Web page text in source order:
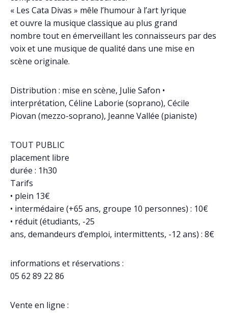
« Les Cata Divas » mêle l’humour à l’art lyrique
et ouvre la musique classique au plus grand
nombre tout en émerveillant les connaisseurs par des
voix et une musique de qualité dans une mise en
scène originale.
Distribution : mise en scène, Julie Safon •
interprétation, Céline Laborie (soprano), Cécile
Piovan (mezzo-soprano), Jeanne Vallée (pianiste)
TOUT PUBLIC
placement libre
durée : 1h30
Tarifs
• plein 13€
• intermédaire (+65 ans, groupe 10 personnes) : 10€
• réduit (étudiants, -25
ans, demandeurs d’emploi, intermittents, -12 ans) : 8€
informations et réservations :
05 62 89 22 86
Vente en ligne :